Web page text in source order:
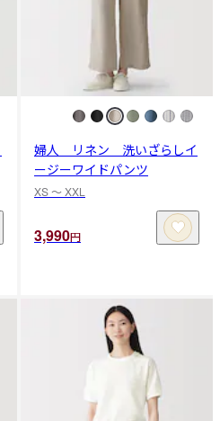
婦人 リネン 洗いざらしイ
ージーワイドパンツ
XS 〜 XXL
3,990円